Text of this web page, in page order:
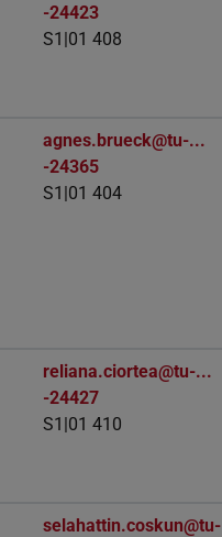
-24423
S1|01 408
agnes.brueck@tu-...
-24365
S1|01 404
reliana.ciortea@tu-...
-24427
S1|01 410